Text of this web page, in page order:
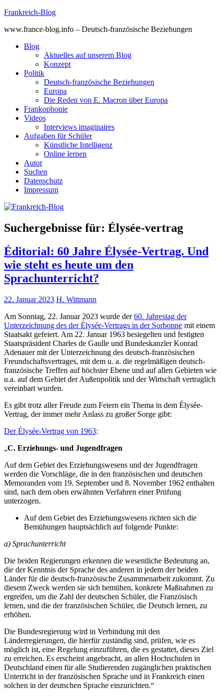
Skip
content
Frankreich-Blog
www.france-blog.info – Deutsch-französische Beziehungen
Blog
Aktuelles auf unserem Blog
Konzept
Politik
Deutsch-französische Beziehungen
Europa
Die Reden von E. Macron über Europa
Frankophonie
Videos
Interviews imaginaires
Aufgaben für Schüler
Künstliche Intelligenz
Online lernen
Autor
Suchen
Datenschutz
Impressum
Suchergebnisse für: Élysée-vertrag
Éditorial: 60 Jahre Élysée-Vertrag. Und
wie steht es heute um den
Sprachunterricht?
22. Januar 2023 H. Wittmann
Am Sonntag, 22. Januar 2023 wurde der60. Jahrestag der
Unterzeichnung des der Élysée-Vertrags in der Sorbonne mit einem
Staatsakt gefeiert. Am 22. Januar 1963 besiegelten und festigten
Staatspräsident Charles de Gaulle und Bundeskanzler Konrad
Adenauer mit der Unterzeichnung des deutsch-französischen
Freundschaftsvertrages, mit dem u. a. die regelmäßigen deutsch-
französische Treffen auf höchster Ebene und auf allen Gebieten wie
u.a. auf dem Gebiet der Außenpolitik und der Wirtschaft vertraglich
vereinbart wurden.
Es gibt trotz aller Freude zum Feiern ein Thema in dem Élysée-
Vertrag, der immer mehr Anlass zu großer Sorge gibt:
Der Élysée-Vertrag von 1963:
„C. Erziehungs- und Jugendfragen
Auf dem Gebiet des Erziehungswesens und der Jugendfragen
werden die Vorschläge, die in den französischen und deutschen
Memoranden vom 19. September und 8. November 1962 enthalten
sind, nach dem oben erwähnten Verfahren einer Prüfung
unterzogen.
Auf dem Gebiet des Erziehungswesens richten sich die
Bemühungen hauptsächlich auf folgende Punkte:
a) Sprachunterricht
Die beiden Regierungen erkennen die wesentliche Bedeutung an,
die der Kenntnis der Sprache des anderen in jedem der beiden
Länder für die deutsch-französische Zusammenarbeit zukommt. Zu
diesem Zweck werden sie sich bemühen, konkrete Maßnahmen zu
ergreifen, um die Zahl der deutschen Schüler, die Französisch
lernen, und die der französischen Schüler, die Deutsch lernen, zu
erhöhen.
Die Bundesregierung wird in Verbindung mit den
Länderregierungen, die hierfür zuständig sind, prüfen, wie es
möglich ist, eine Regelung einzuführen, die es gestattet, dieses Ziel
zu erreichen. Es erscheint angebracht, an allen Hochschulen in
Deutschland einen für alle Studierenden zugänglichen praktischen
Unterricht in der französischen Sprache und in Frankreich einen
solchen in der deutschen Sprache einzurichten.“